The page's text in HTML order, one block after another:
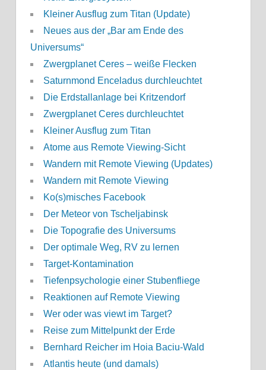
Kleiner Ausflug zum Titan (Update)
Neues aus der „Bar am Ende des
Universums“
Zwergplanet Ceres – weiße Flecken
Saturnmond Enceladus durchleuchtet
Die Erdstallanlage bei Kritzendorf
Zwergplanet Ceres durchleuchtet
Kleiner Ausflug zum Titan
Atome aus Remote Viewing-Sicht
Wandern mit Remote Viewing (Updates)
Wandern mit Remote Viewing
Ko(s)misches Facebook
Der Meteor von Tscheljabinsk
Die Topografie des Universums
Der optimale Weg, RV zu lernen
Target-Kontamination
Tiefenpsychologie einer Stubenfliege
Reaktionen auf Remote Viewing
Wer oder was viewt im Target?
Reise zum Mittelpunkt der Erde
Bernhard Reicher im Hoia Baciu-Wald
Atlantis heute (und damals)